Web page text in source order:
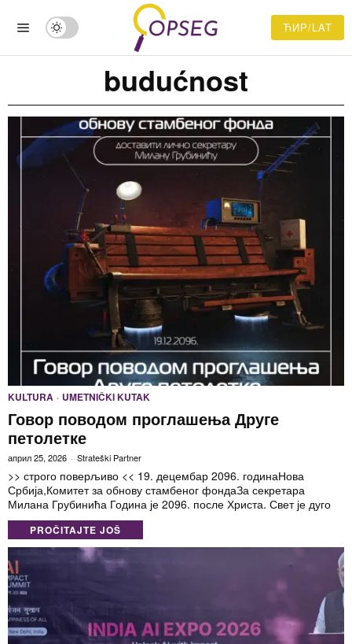
ЋИР/LAT
budućnost
KULTURA · UMETNIČKI KUTAK
Говор поводом проглашења Друге
петолетке
април 25, 2026 Strateški Partner
>> строго поверљиво << 19. децембар 2096. годинаНова
Србија,Комитет за обнову стамбеног фондаЗа секретара
Милана Грубинића Година је 2096. после Христа. Свет је дуго
PROČITAJTE JOŠ